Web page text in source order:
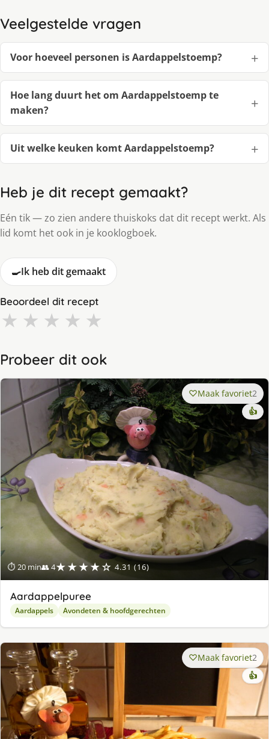
Veelgestelde vragen
Voor hoeveel personen is Aardappelstoemp?
Hoe lang duurt het om Aardappelstoemp te
maken?
Uit welke keuken komt Aardappelstoemp?
Heb je dit recept gemaakt?
Eén tik — zo zien andere thuiskoks dat dit recept werkt. Als
lid komt het ook in je kooklogboek.
🍳Ik heb dit gemaakt
Beoordeel dit recept
★ ★ ★ ★ ★
Probeer dit ook
⏱ 20 min👥 4★★★★☆ 4.31 (16)
Maak favoriet2
👍
Aardappelpuree
Aardappels Avondeten & hoofdgerechten
Maak favoriet2
👍